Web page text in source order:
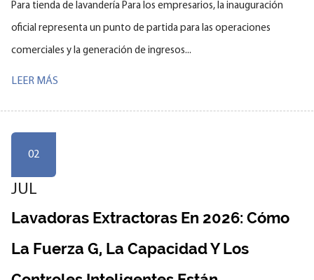
Para tienda de lavandería Para los empresarios, la inauguración
oficial representa un punto de partida para las operaciones
comerciales y la generación de ingresos...
LEER MÁS
02
JUL
Lavadoras Extractoras En 2026: Cómo
La Fuerza G, La Capacidad Y Los